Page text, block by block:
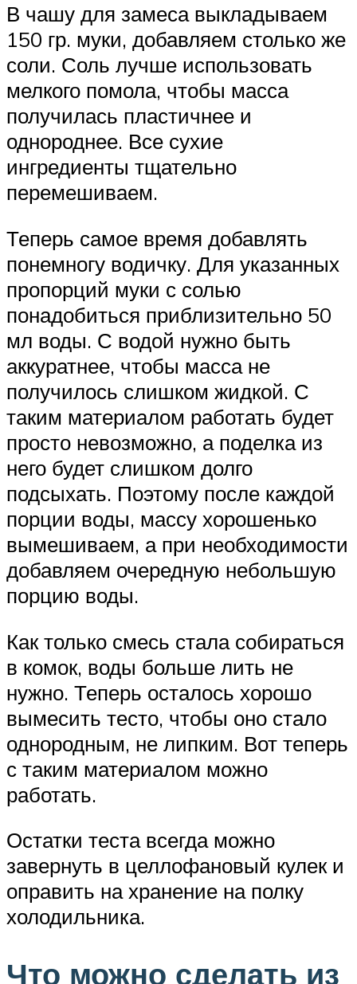
В чашу для замеса выкладываем
150 гр. муки, добавляем столько же
соли. Соль лучше использовать
мелкого помола, чтобы масса
получилась пластичнее и
однороднее. Все сухие
ингредиенты тщательно
перемешиваем.
Теперь самое время добавлять
понемногу водичку. Для указанных
пропорций муки с солью
понадобиться приблизительно 50
мл воды. С водой нужно быть
аккуратнее, чтобы масса не
получилось слишком жидкой. С
таким материалом работать будет
просто невозможно, а поделка из
него будет слишком долго
подсыхать. Поэтому после каждой
порции воды, массу хорошенько
вымешиваем, а при необходимости
добавляем очередную небольшую
порцию воды.
Как только смесь стала собираться
в комок, воды больше лить не
нужно. Теперь осталось хорошо
вымесить тесто, чтобы оно стало
однородным, не липким. Вот теперь
с таким материалом можно
работать.
Остатки теста всегда можно
завернуть в целлофановый кулек и
оправить на хранение на полку
холодильника.
Что можно сделать из